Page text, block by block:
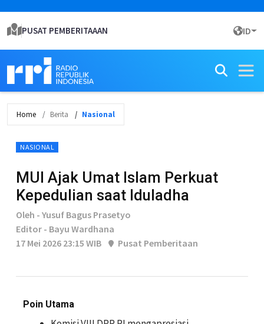
PUSAT PEMBERITAAAN ID
Home Berita Nasional
NASIONAL
MUI Ajak Umat Islam Perkuat
Kepedulian saat Iduladha
Oleh - Yusuf Bagus Prasetyo
Editor - Bayu Wardhana
17 Mei 2026 23:15 WIB
Pusat Pemberitaan
Poin Utama